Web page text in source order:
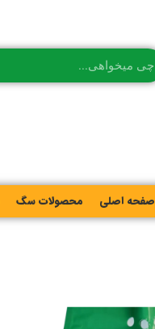
صفحه اصلی محصولات سگ